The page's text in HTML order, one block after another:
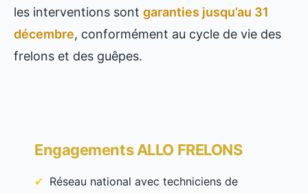
les interventions sont garanties jusqu’au 31
décembre, conformément au cycle de vie des
frelons et des guêpes.
Engagements ALLO FRELONS
Réseau national avec techniciens de